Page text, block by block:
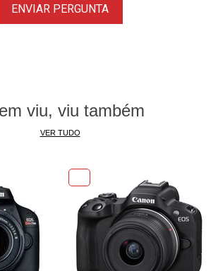
mm.
apresenta um design anti-
ser usado para controle intuitivo de toque
configurações nos menus.
aproximadamente 98% de
e tem uma ampliação de 0,71x.
durável é vedado contra poeira e
o trabalho em ambientes
ENVIAR PERGUNTA
viu, viu também
VER TUDO